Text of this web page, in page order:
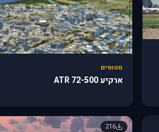
מטוסים
ארקיע ATR 72-500
216